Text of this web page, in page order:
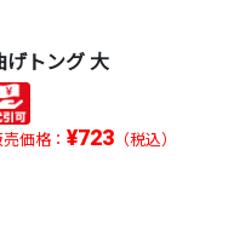
げトング 大
価格： ¥723（税込）